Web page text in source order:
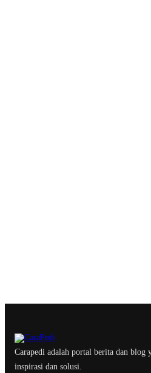
Carapedi adalah portal berita dan blog
inspirasi dan solusi.